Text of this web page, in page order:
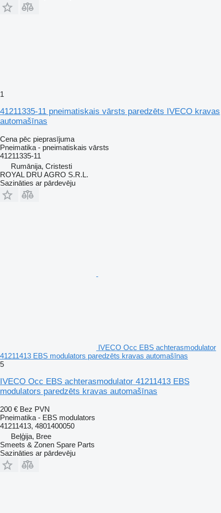
1
41211335-11 pneimatiskais vārsts paredzēts IVECO kravas
automašīnas
Cena pēc pieprasījuma
Pneimatika - pneimatiskais vārsts
41211335-11
Rumānija, Cristesti
ROYAL DRU AGRO S.R.L.
Sazināties ar pārdevēju
IVECO Occ EBS achterasmodulator
41211413 EBS modulators paredzēts kravas automašīnas
5
IVECO Occ EBS achterasmodulator 41211413 EBS
modulators paredzēts kravas automašīnas
200 € Bez PVN
Pneimatika - EBS modulators
41211413, 4801400050
Beļģija, Bree
Smeets & Zonen Spare Parts
Sazināties ar pārdevēju